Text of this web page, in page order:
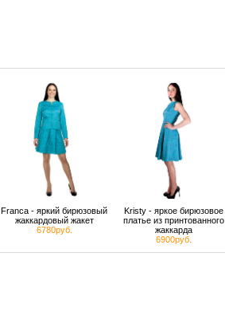
Franca - яркий бирюзовый
жаккардовый жакет
6780руб.
Kristy - яркое бирюзовое
платье из принтованного
жаккарда
6900руб.